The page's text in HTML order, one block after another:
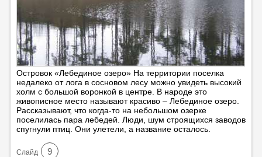
Островок «Лебединое озеро» На территории поселка
недалеко от лога в сосновом лесу можно увидеть высокий
холм с большой воронкой в центре. В народе это
живописное место называют красиво – Лебединое озеро.
Рассказывают, что когда-то на небольшом озерке
поселилась пара лебедей. Люди, шум строящихся заводов
спугнули птиц. Они улетели, а название осталось.
Cлайд 9